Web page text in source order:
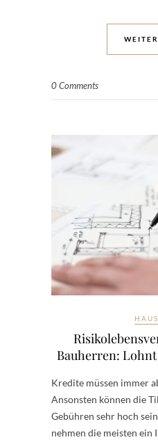
0 Comments
Bauherren:
Kredite müssen immer
Ansonsten können die
Gebühren sehr hoch
nehmen die meisten